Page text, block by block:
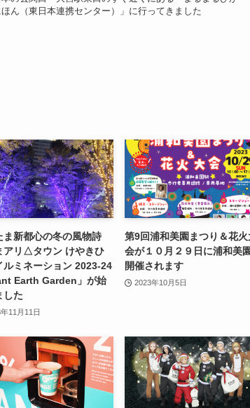
ほん（東日本連携センター）」に行ってきました
ま新都心の冬の風物詩
アリ△タウン けやきひ
ルミネーション 2023-24
Earth Garden」が始
した
11月11日
第9回浦和美園まつり＆花火
会が１０月２９日に浦和美
開催されます
2023年10月5日